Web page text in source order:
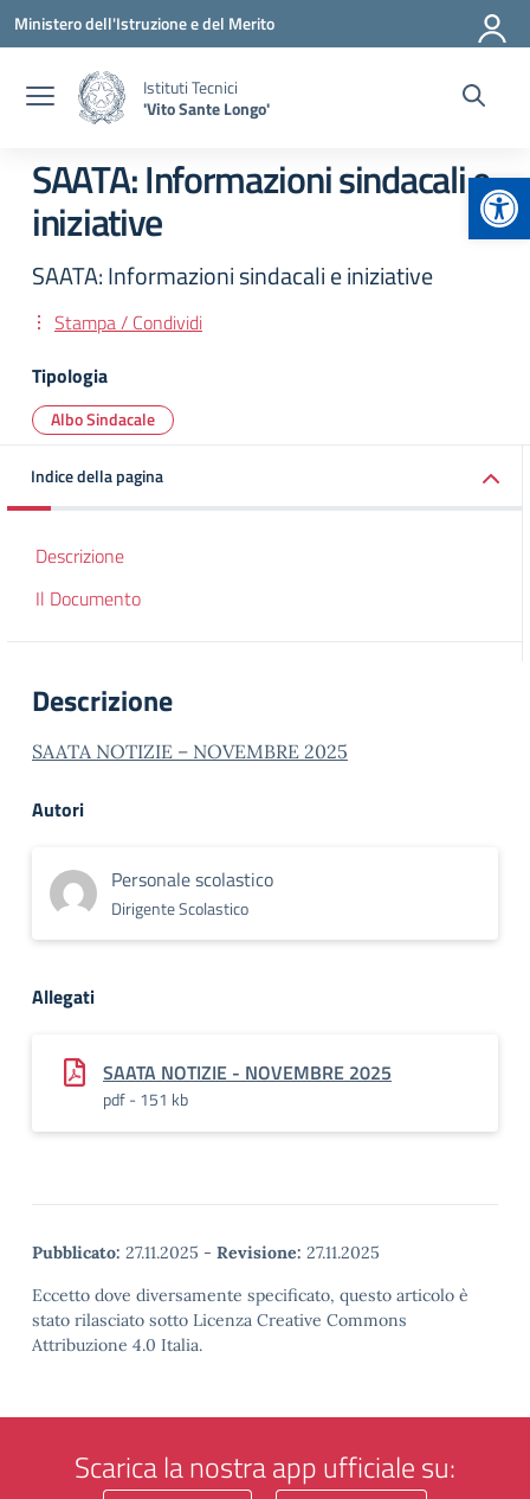
Vai ai contenuti
Vai al menu di navigazione
Vai al footer
Ministero dell'Istruzione e del Merito
Istituti Tecnici
'Vito Sante Longo'
SAATA: Informazioni sindacali e
iniziative
SAATA: Informazioni sindacali e iniziative
Stampa / Condividi
Tipologia
Albo Sindacale
Indice della pagina
Descrizione
Il Documento
Descrizione
SAATA NOTIZIE – NOVEMBRE 2025
Autori
Personale scolastico
Dirigente Scolastico
Allegati
SAATA NOTIZIE - NOVEMBRE 2025
pdf - 151 kb
Pubblicato: 27.11.2025 - Revisione: 27.11.2025
Eccetto dove diversamente specificato, questo articolo è
stato rilasciato sotto Licenza Creative Commons
Attribuzione 4.0 Italia.
Scarica la nostra app ufficiale su: